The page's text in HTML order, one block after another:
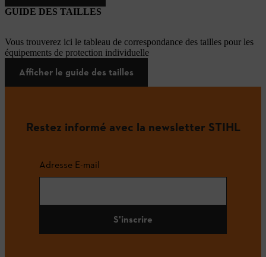
GUIDE DES TAILLES
Vous trouverez ici le tableau de correspondance des tailles pour les
équipements de protection individuelle
Afficher le guide des tailles
Restez informé avec la newsletter STIHL
Adresse E-mail
S'inscrire